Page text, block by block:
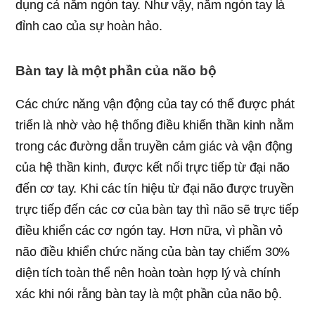
dụng cả năm ngón tay. Như vậy, năm ngón tay là
đỉnh cao của sự hoàn hảo.
Bàn tay là một phần của não bộ
Các chức năng vận động của tay có thể được phát
triển là nhờ vào hệ thống điều khiển thần kinh nằm
trong các đường dẫn truyền cảm giác và vận động
của hệ thần kinh, được kết nối trực tiếp từ đại não
đến cơ tay. Khi các tín hiệu từ đại não được truyền
trực tiếp đến các cơ của bàn tay thì não sẽ trực tiếp
điều khiển các cơ ngón tay. Hơn nữa, vì phần vỏ
não điều khiển chức năng của bàn tay chiếm 30%
diện tích toàn thể nên hoàn toàn hợp lý và chính
xác khi nói rằng bàn tay là một phần của não bộ.